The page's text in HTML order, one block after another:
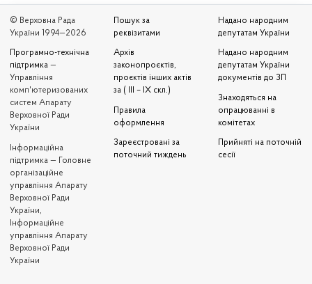
© Верховна Рада
України 1994—2026
Програмно-технічна
підтримка —
Управління
комп'ютеризованих
систем Апарату
Верховної Ради
України
Iнформаційна
підтримка — Головне
організаційне
управління Апарату
Верховної Ради
України,
Інформаційне
управління Апарату
Верховної Ради
України
Пошук за
реквізитами
Архів
законопроєктів,
проєктів інших актів
за ( III – IX скл.)
Правила
оформлення
Зареєстровані за
поточний тиждень
Надано народним
депутатам України
Надано народним
депутатам України
документів до ЗП
Знаходяться на
опрацюванні в
комітетах
Прийняті на поточній
сесії